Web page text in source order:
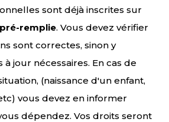
sont déjà inscrites sur
remplie. Vous devez vérifier
sont correctes, sinon y
jour nécessaires. En cas de
(naissance d'un enfant,
vous devez en informer
dépendez. Vos droits seront